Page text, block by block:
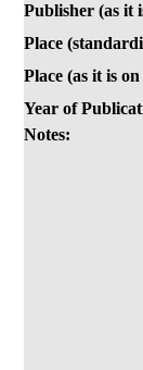
Publisher (as it
Place
Place (as it is
Year of
Notes: